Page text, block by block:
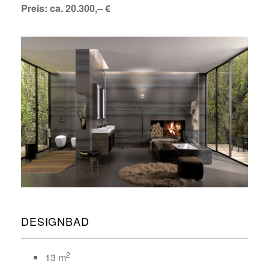
Preis: ca. 20.300,– €
DESIGNBAD
13 m2